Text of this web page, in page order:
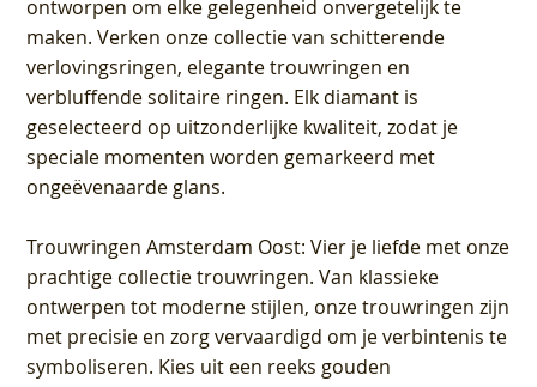
ontworpen om elke gelegenheid onvergetelijk te
maken. Verken onze collectie van schitterende
verlovingsringen, elegante trouwringen en
verbluffende solitaire ringen. Elk diamant is
geselecteerd op uitzonderlijke kwaliteit, zodat je
speciale momenten worden gemarkeerd met
ongeëvenaarde glans.
Trouwringen Amsterdam Oost: Vier je liefde met onze
prachtige collectie trouwringen. Van klassieke
ontwerpen tot moderne stijlen, onze trouwringen zijn
met precisie en zorg vervaardigd om je verbintenis te
symboliseren. Kies uit een reeks gouden